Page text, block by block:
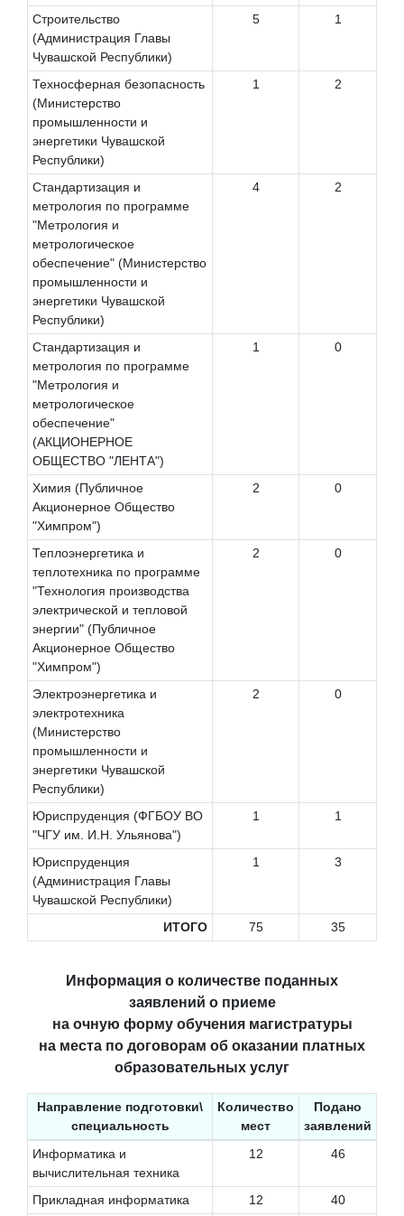
Строительство
(Администрация Главы
Чувашской Республики)
5 1
Техносферная безопасность
(Министерство
промышленности и
энергетики Чувашской
Республики)
1 2
Стандартизация и
метрология по программе
"Метрология и
метрологическое
обеспечение" (Министерство
промышленности и
энергетики Чувашской
Республики)
4 2
Стандартизация и
метрология по программе
"Метрология и
метрологическое
обеспечение"
(АКЦИОНЕРНОЕ
ОБЩЕСТВО "ЛЕНТА")
1 0
Химия (Публичное
Акционерное Общество
"Химпром")
2 0
Теплоэнергетика и
теплотехника по программе
"Технология производства
электрической и тепловой
энергии" (Публичное
Акционерное Общество
"Химпром")
2 0
Электроэнергетика и
электротехника
(Министерство
промышленности и
энергетики Чувашской
Республики)
2 0
Юриспруденция (ФГБОУ ВО
"ЧГУ им. И.Н. Ульянова")
1 1
Юриспруденция
(Администрация Главы
Чувашской Республики)
1 3
ИТОГО 75 35
Информация о количестве поданных
заявлений о приеме
на очную форму обучения магистратуры
на места по договорам об оказании платных
образовательных услуг
Направление подготовки\
специальность
Количество
мест
Подано
заявлений
Информатика и
вычислительная техника
12 46
Прикладная информатика 12
40